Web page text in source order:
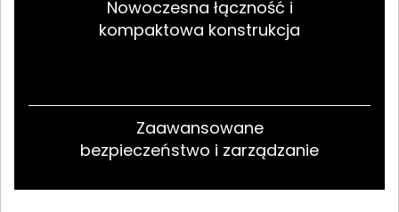
Nowoczesna łączność i
kompaktowa konstrukcja
Zaawansowane
bezpieczeństwo i zarządzanie